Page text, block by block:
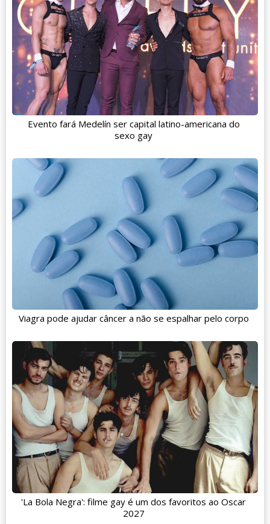
Evento fará Medelín ser capital latino-americana do
sexo gay
Viagra pode ajudar câncer a não se espalhar pelo corpo
'La Bola Negra': filme gay é um dos favoritos ao Oscar
2027